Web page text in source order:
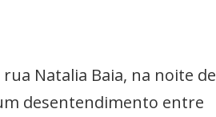
Natalia Baia, na noite de
desentendimento entre